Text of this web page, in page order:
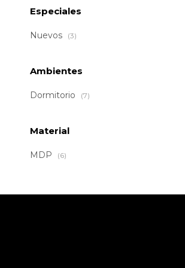
Especiales
Nuevos (3)
Ambientes
Dormitorio (7)
Material
MDP (6)